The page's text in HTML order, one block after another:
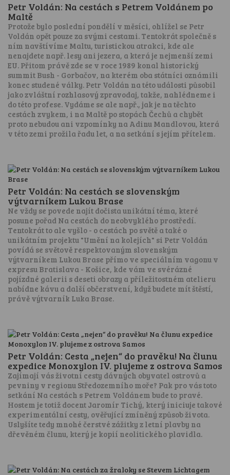
Petr Voldán: Na cestách s Petrem Voldánem po
Maltě
Protože bylo poslední pondělí v měsíci, ohlížel se Petr
Voldán opět pouze za svými cestami. Tentokrát společně s
ním navštívíme Maltu, turistickou atrakci, kde ale
nenajdete např. lesy ani jezera, a která je nejmenší zemi
EU. Přitom právě zde se v roce 1989 konal historický
summit Bush - Gorbačov, na kterém oba státníci oznámili
konec studené války. Petr Voldán na této události působil
jako zvláštní rozhlasový zpravodaj, takže, nahlédneme i
do této profese. Vydáme se ale např., jak je na těchto
cestách zvykem, i na Maltě po stopách Čechů a chybět
proto nebudou ani vzpomínky na Adinu Mandlovou, která
v této zemi prožila řadu let, a na setkání s jejím přítelem.
Petr Voldán: Na cestách se slovenským
výtvarníkem Lukou Brase
Ne vždy se povede najít dočista unikátní téma, které
posune pořad Na cestách do neobvyklého prostředí.
Tentokrát to ale vyšlo - o cestách po světě a také o
unikátním projektu "Umění na kolejích" si Petr Voldán
povídá se světově respektovaným slovenským
výtvarníkem Lukou Brase přímo ve speciálním vagonu v
expresu Bratislava - Košice, kde vám ve svérázné
pojízdné galerii s deseti obrazy a příležitostném atelieru
nabídne kávu a další občerstvení, když budete mít štěstí,
právě výtvarník Luka Brase.
Petr Voldán: Cesta „nejen“ do pravěku! Na člunu
expedice Monoxylon IV. plujeme z ostrova Samos
Zajímají vás životní cesty dávných obyvatel ostrovů a
pevniny v regionu Středozemního moře? Pak pro vás toto
setkání Na cestách s Petrem Voldánem bude to pravé.
Hostem je totiž docent Jaromír Tichý, který iniciuje takové
experimentální cesty, ověřující zmíněný způsob života.
Uslyšíte tedy mnohé čerstvé zážitky z letní plavby na
dřevěném člunu, který je kopií neolitického plavidla.